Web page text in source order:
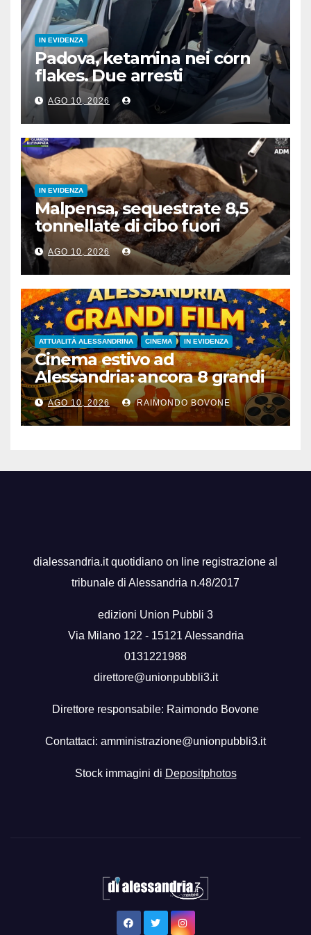
IN EVIDENZA
Padova, ketamina nei corn
flakes. Due arresti
AGO 10, 2026
IN EVIDENZA
Malpensa, sequestrate 8,5
tonnellate di cibo fuori
norma nel primo semestre
AGO 10, 2026
ATTUALITÀ ALESSANDRINA CINEMA IN EVIDENZA
Cinema estivo ad
Alessandria: ancora 8 grandi
film gratis all’aperto, fino al
28 agosto
AGO 10, 2026 RAIMONDO BOVONE
dialessandria.it quotidiano on line registrazione al
tribunale di Alessandria n.48/2017
edizioni Union Pubbli 3
Via Milano 122 - 15121 Alessandria
0131221988
direttore@unionpubbli3.it
Direttore responsabile: Raimondo Bovone
Contattaci: amministrazione@unionpubbli3.it
Stock immagini di Depositphotos